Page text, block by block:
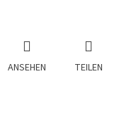
ANSEHEN TEILEN